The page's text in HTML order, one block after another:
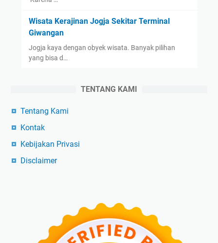
Wisata Kerajinan Jogja Sekitar Terminal
Giwangan
Jogja kaya dengan obyek wisata. Banyak pilihan
yang bisa d…
TENTANG KAMI
Tentang Kami
Kontak
Kebijakan Privasi
Disclaimer